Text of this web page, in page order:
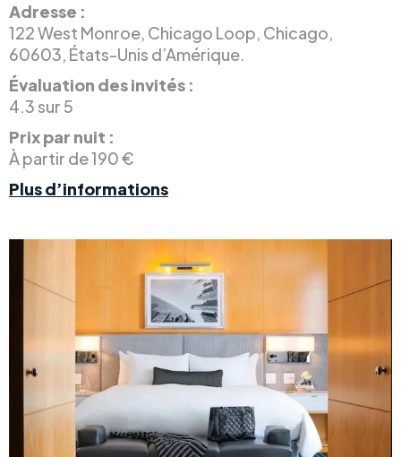
Adresse :
122 West Monroe, Chicago Loop, Chicago,
60603, États-Unis d’Amérique.
Évaluation des invités :
4.3 sur 5
Prix par nuit :
À partir de 190 €
Plus d’informations